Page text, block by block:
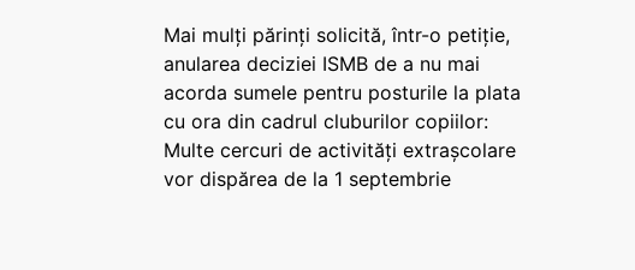
Mai mulți părinți solicită, într-o petiție,
anularea deciziei ISMB de a nu mai
acorda sumele pentru posturile la plata
cu ora din cadrul cluburilor copiilor:
Multe cercuri de activități extrașcolare
vor dispărea de la 1 septembrie